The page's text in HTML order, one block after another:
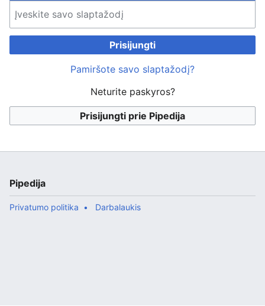
Prisijungti
Pamiršote savo slaptažodį?
Neturite paskyros?
Prisijungti prie Pipedija
Pipedija
Privatumo politika Darbalaukis